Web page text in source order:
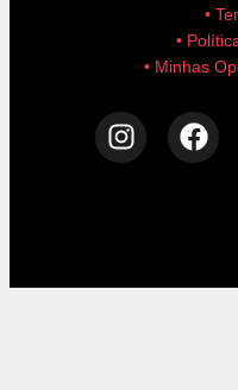
•
•
• Minhas